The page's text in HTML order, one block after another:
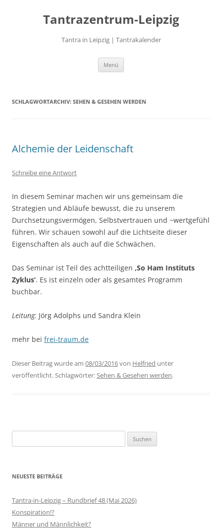
Tantrazentrum-Leipzig
Tantra in Leipzig | Tantrakalender
Menü
SCHLAGWORTARCHIV: SEHEN & GESEHEN WERDEN
Alchemie der Leidenschaft
Schreibe eine Antwort
In diesem Seminar machen wir uns gemeinsam die
Strategien und Abläufe bewusst, die zu unserem
Durchsetzungsvermögen, Selbstvertrauen und ~wertgefühl
führen. Wir schauen sowohl auf die Lichtseite dieser
Eigenschaften als auch auf die Schwächen.
Das Seminar ist Teil des achtteiligen ‚So Ham Instituts
Zyklus’. Es ist einzeln oder als gesamtes Programm
buchbar.
Leitung: Jörg Adolphs und Sandra Klein
mehr bei frei-traum.de
Dieser Beitrag wurde am 08/03/2016von Helfried unter
veröffentlicht. Schlagwörter:Sehen & Gesehen werden.
nach:
NEUESTE BEITRÄGE
Tantra-in-Leipzig – Rundbrief 48 (Mai 2026)
Konspiration!?
Männer und Männlichkeit?